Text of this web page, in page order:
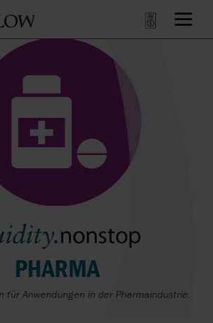
PHARMA
für Anwendungen in der Pharmaindustrie.